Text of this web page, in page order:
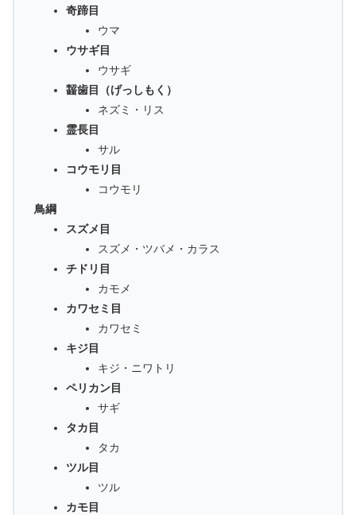
奇蹄目
ウマ
ウサギ目
ウサギ
齧歯目（げっしもく）
ネズミ・リス
霊長目
サル
コウモリ目
コウモリ
鳥綱
スズメ目
スズメ・ツバメ・カラス
チドリ目
カモメ
カワセミ目
カワセミ
キジ目
キジ・ニワトリ
ペリカン目
サギ
タカ目
タカ
ツル目
ツル
カモ目